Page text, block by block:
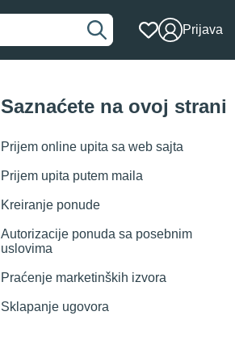
Prijava
Saznaćete na ovoj strani
Prijem online upita sa web sajta
Prijem upita putem maila
Kreiranje ponude
Autorizacije ponuda sa posebnim
uslovima
Praćenje marketinških izvora
Sklapanje ugovora